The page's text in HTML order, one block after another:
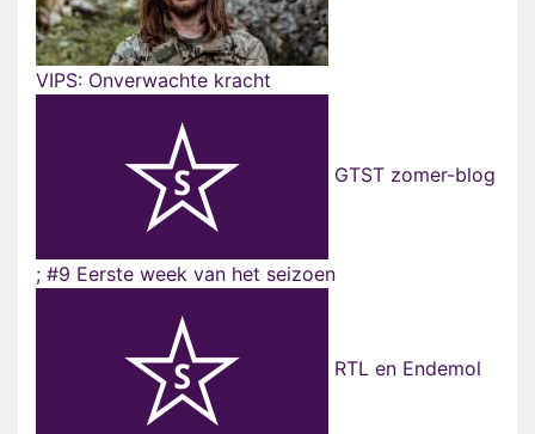
VIPS: Onverwachte kracht
GTST zomer-blog
; #9 Eerste week van het seizoen
RTL en Endemol